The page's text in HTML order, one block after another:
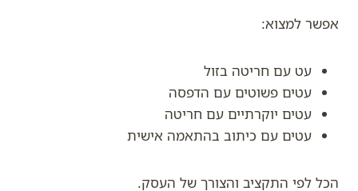
אפשר למצוא:
עט עם חריטה בזול
עטים פשוטים עם הדפסה
עטים יוקרתיים עם חריטה
עטים עם כיתוב בהתאמה אישית
הכל לפי התקציב והצורך של העסק.